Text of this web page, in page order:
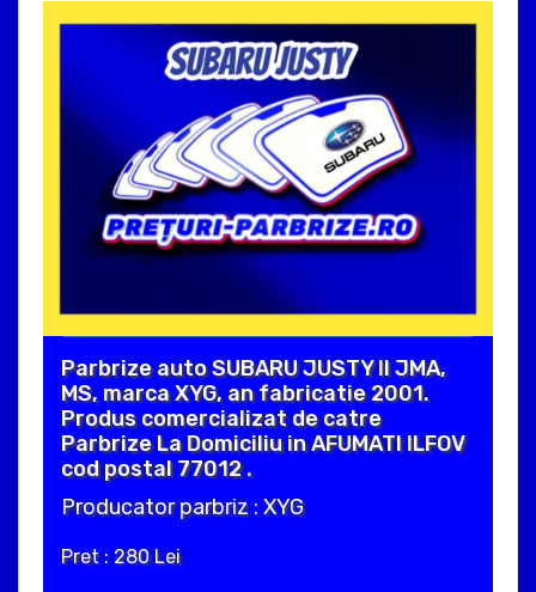
Parbrize auto SUBARU JUSTY II JMA,
MS, marca XYG, an fabricatie 2001.
Produs comercializat de catre
Parbrize La Domiciliu in AFUMATI ILFOV
cod postal 77012 .
Producator parbriz : XYG
Pret : 280 Lei